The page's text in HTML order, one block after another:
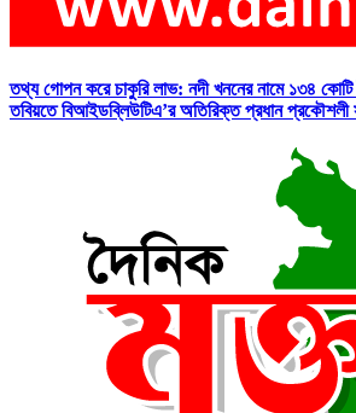
তথ্য গোপন করে চাকুরি লাভ: নদী খননের নামে ১৩৪ কোটি
তবিয়তে বিআইডব্লিউটিএ’র অতিরিক্ত প্রধান প্রকৌশলী